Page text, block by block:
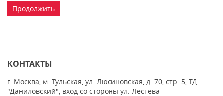
Продолжить
КОНТАКТЫ
г. Москва, м. Тульская, ул. Люсиновская, д. 70, стр. 5, ТД
"Даниловский", вход со стороны ул. Лестева